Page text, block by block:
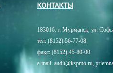
КОНТАКТЫ
183016, г. Мурманск, ул.
тел: (8152) 56-77-08
факс: (8152) 45-80-00
e-mail: audit@kspmo.ru,